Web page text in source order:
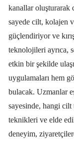
kanallar oluşturarak
sayede cilt, kolajen
güçlendiriyor ve
teknolojileri ayrıca,
etkin bir şekilde
uygulamaları hem
bulacak. Uzmanlar
sayesinde, hangi
teknikleri ve elde
deneyim,